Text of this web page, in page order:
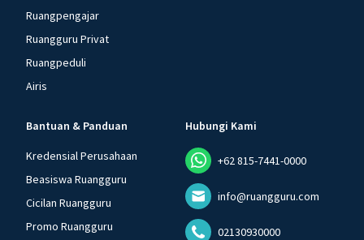
Ruangpengajar
Ruangguru Privat
Ruangpeduli
Airis
Bantuan & Panduan
Kredensial Perusahaan
Beasiswa Ruangguru
Cicilan Ruangguru
Promo Ruangguru
Hubungi Kami
+62 815-7441-0000
info@ruangguru.com
02130930000